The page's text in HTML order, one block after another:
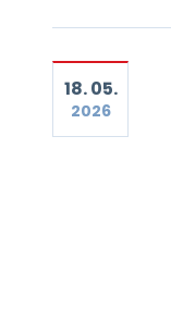
18. 05.
2026